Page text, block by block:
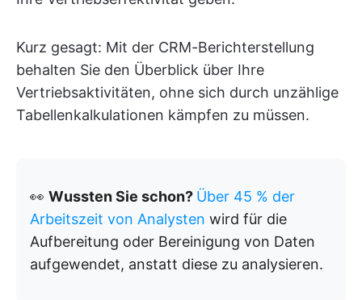
Kurz gesagt: Mit der CRM-Berichterstellung
behalten Sie den Überblick über Ihre
Vertriebsaktivitäten, ohne sich durch unzählige
Tabellenkalkulationen kämpfen zu müssen.
👀 Wussten Sie schon? Über 45 % der
Arbeitszeit von Analysten wird für die
Aufbereitung oder Bereinigung von Daten
aufgewendet, anstatt diese zu analysieren.